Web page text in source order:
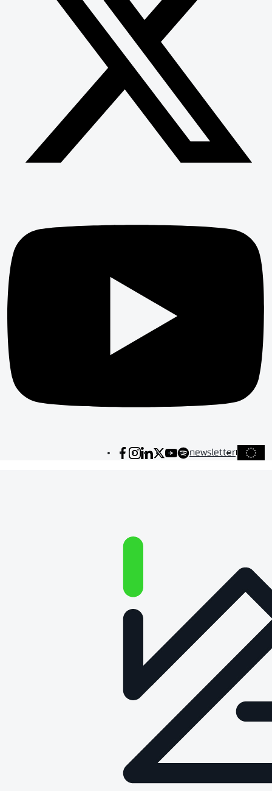
newsletter
specjalista/Młodsza
specjalistka ds. badań
Rekrutacja zakończona
Twoje miejsce pracy:
ul. Warszawska 181 w Poznaniu